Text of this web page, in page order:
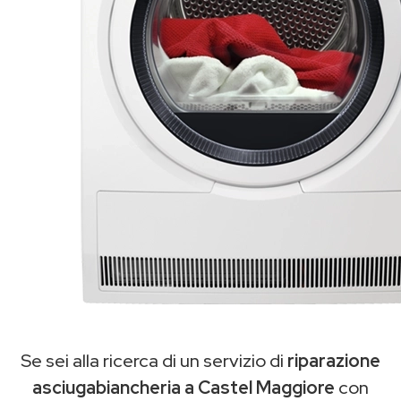
Se sei alla ricerca di un servizio di riparazione
asciugabiancheria a Castel Maggiore con